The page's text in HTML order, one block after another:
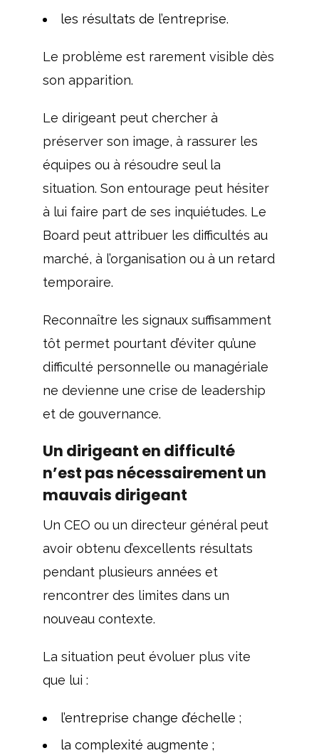
les résultats de l’entreprise.
Le problème est rarement visible dès
son apparition.
Le dirigeant peut chercher à
préserver son image, à rassurer les
équipes ou à résoudre seul la
situation. Son entourage peut hésiter
à lui faire part de ses inquiétudes. Le
Board peut attribuer les difficultés au
marché, à l’organisation ou à un retard
temporaire.
Reconnaître les signaux suffisamment
tôt permet pourtant d’éviter qu’une
difficulté personnelle ou managériale
ne devienne une crise de leadership
et de gouvernance.
Un dirigeant en difficulté
n’est pas nécessairement un
mauvais dirigeant
Un CEO ou un directeur général peut
avoir obtenu d’excellents résultats
pendant plusieurs années et
rencontrer des limites dans un
nouveau contexte.
La situation peut évoluer plus vite
que lui :
l’entreprise change d’échelle ;
la complexité augmente ;